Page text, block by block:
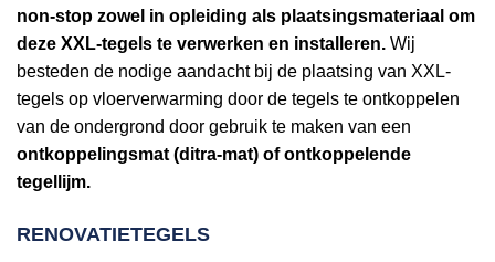
non-stop zowel in opleiding als plaatsingsmateriaal om
deze XXL-tegels te verwerken en installeren. Wij
besteden de nodige aandacht bij de plaatsing van XXL-
tegels op vloerverwarming door de tegels te ontkoppelen
van de ondergrond door gebruik te maken van een
ontkoppelingsmat (ditra-mat) of ontkoppelende
tegellijm.
RENOVATIETEGELS